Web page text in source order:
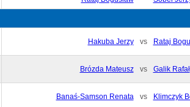
Hakuba Jerzy vs Rataj
Brózda Mateusz vs Galik Rafał
Banaś-Samson Renata vs Klimczyk